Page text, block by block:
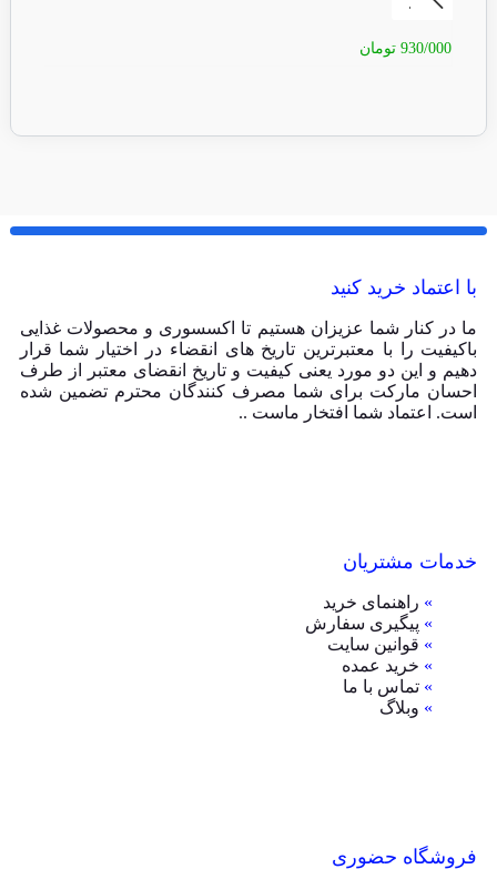
930/000 تومان
با اعتماد خرید کنید
ما در کنار شما عزیزان هستیم تا اکسسوری و محصولات غذایی
باکیفیت را با معتبرترین تاریخ های انقضاء در اختیار شما قرار
دهیم و این دو مورد یعنی کیفیت و تاریخ انقضای معتبر از طرف
احسان مارکت برای شما مصرف کنندگان محترم تضمین شده
است. اعتماد شما افتخار ماست ..
خدمات مشتریان
» راهنمای خرید
» پیگیری سفارش
» قوانین سایت
» خرید عمده
» تماس با ما
» وبلاگ
فروشگاه حضوری